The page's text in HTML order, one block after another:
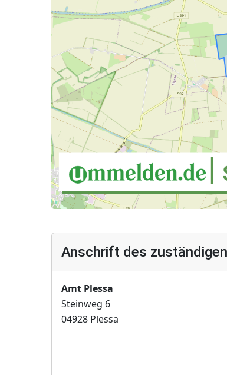
Anschrift des
Amt Plessa
Steinweg 6
04928 Plessa